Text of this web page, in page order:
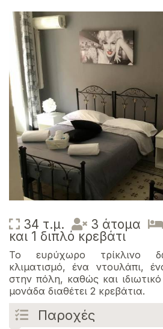
34 τ.μ. 3 άτομα
και 1 διπλό κρεβάτι
Το ευρύχωρο τρίκλινο
κλιματισμό, ένα ντουλάπι,
στην πόλη, καθώς και
μονάδα διαθέτει 2 κρεβάτια.
Παροχές